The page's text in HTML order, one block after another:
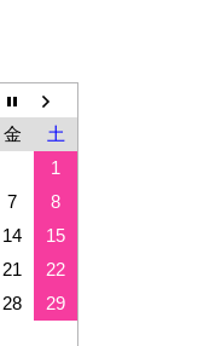
金
土
1
7
8
14
15
21
22
28
29